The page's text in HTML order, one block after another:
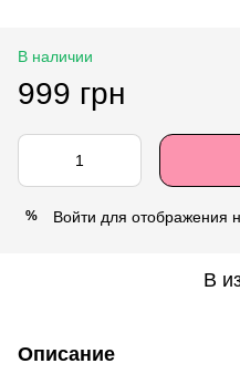
В наличии
999 грн
% Войти для отображения
В
Описание